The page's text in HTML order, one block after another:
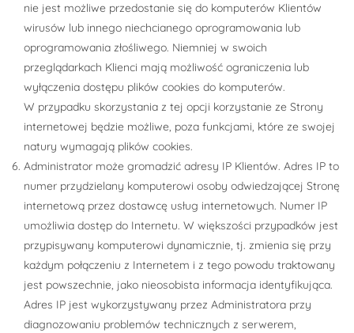
nie jest możliwe przedostanie się do komputerów Klientów
wirusów lub innego niechcianego oprogramowania lub
oprogramowania złośliwego. Niemniej w swoich
przeglądarkach Klienci mają możliwość ograniczenia lub
wyłączenia dostępu plików cookies do komputerów.
W przypadku skorzystania z tej opcji korzystanie ze Strony
internetowej będzie możliwe, poza funkcjami, które ze swojej
natury wymagają plików cookies.
Administrator może gromadzić adresy IP Klientów. Adres IP to
numer przydzielany komputerowi osoby odwiedzającej Stronę
internetową przez dostawcę usług internetowych. Numer IP
umożliwia dostęp do Internetu. W większości przypadków jest
przypisywany komputerowi dynamicznie, tj. zmienia się przy
każdym połączeniu z Internetem i z tego powodu traktowany
jest powszechnie, jako nieosobista informacja identyfikująca.
Adres IP jest wykorzystywany przez Administratora przy
diagnozowaniu problemów technicznych z serwerem,